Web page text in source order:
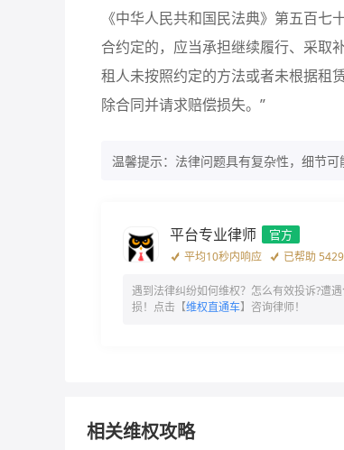
《中华人民共和国民法典》第五百
合约定的，应当承担继续履行、采取
租人未按照约定的方法或者未根据租
除合同并请求赔偿损失。”
温馨提示：法律问题具有复杂性，细节
平台专业律师 官方
平均10秒内响应 已帮助
遇到法律纠纷如何维权？怎么有效投诉?遭
损！点击【维权直通车】咨询律师！
相关维权攻略